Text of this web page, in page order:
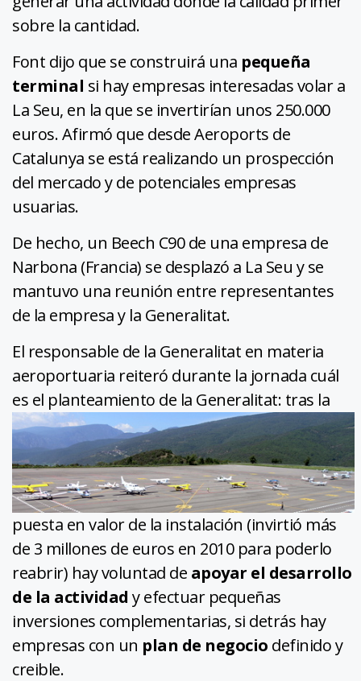
sobre la cantidad.
Font dijo que se construirá una pequeña
terminal si hay empresas interesadas volar a
La Seu, en la que se invertirían unos 250.000
euros. Afirmó que desde Aeroports de
Catalunya se está realizando un prospección
del mercado y de potenciales empresas
usuarias.
De hecho, un Beech C90 de una empresa de
Narbona (Francia) se desplazó a La Seu y se
mantuvo una reunión entre representantes
de la empresa y la Generalitat.
El responsable de la Generalitat en materia
aeroportuaria reiteró durante la jornada cuál
es el planteamiento de la Generalitat: tras la
puesta en valor de la instalación (invirtió más
de 3 millones de euros en 2010 para poderlo
reabrir) hay voluntad de apoyar el desarrollo
de la actividad y efectuar pequeñas
inversiones complementarias, si detrás hay
empresas con un plan de negocio definido y
creible.